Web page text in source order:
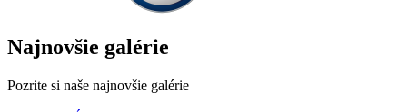
Najnovšie galérie
Pozrite si naše najnovšie galérie